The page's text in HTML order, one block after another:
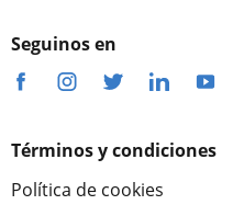
Seguinos en
Términos y condiciones
Política de cookies